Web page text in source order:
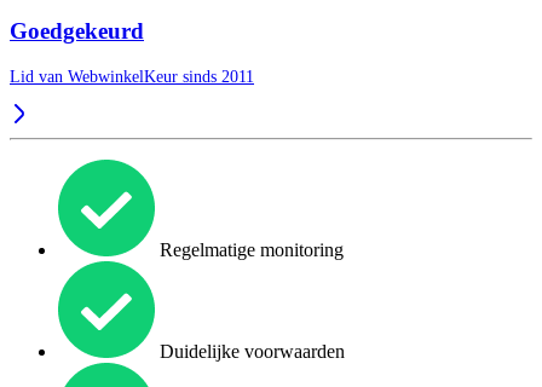
Goedgekeurd
Lid van WebwinkelKeur sinds 2011
Regelmatige monitoring
Duidelijke voorwaarden